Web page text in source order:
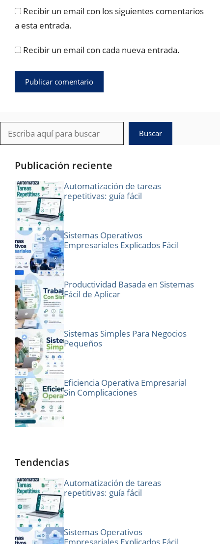
Recibir un email con los siguientes comentarios
a esta entrada.
Recibir un email con cada nueva entrada.
Buscar
Buscar
Publicación reciente
Automatización de tareas
repetitivas: guía fácil
Sistemas Operativos
Empresariales Explicados Fácil
Productividad Basada en Sistemas
Fácil de Aplicar
Sistemas Simples Para Negocios
Pequeños
Eficiencia Operativa Empresarial
Sin Complicaciones
Tendencias
Automatización de tareas
repetitivas: guía fácil
Sistemas Operativos
Empresariales Explicados Fácil